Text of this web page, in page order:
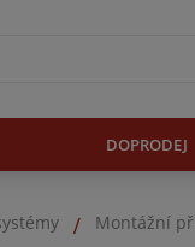
DOPRODEJ
Montážní